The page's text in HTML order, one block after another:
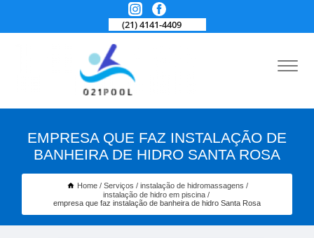
(21) 4141-4409
EMPRESA QUE FAZ INSTALAÇÃO DE
BANHEIRA DE HIDRO SANTA ROSA
Home Serviços
instalação de hidromassagens
instalação de hidro em piscina
empresa que faz instalação de banheira de hidro Santa Rosa